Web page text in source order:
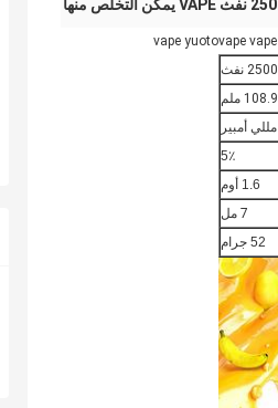
2500 نفث
5٪
1.6 أوم
7 مل
52 جرام